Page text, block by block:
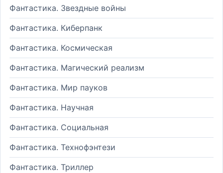
Фантастика. Звездные войны
Фантастика. Киберпанк
Фантастика. Космическая
Фантастика. Магический реализм
Фантастика. Мир пауков
Фантастика. Научная
Фантастика. Социальная
Фантастика. Технофэнтези
Фантастика. Триллер